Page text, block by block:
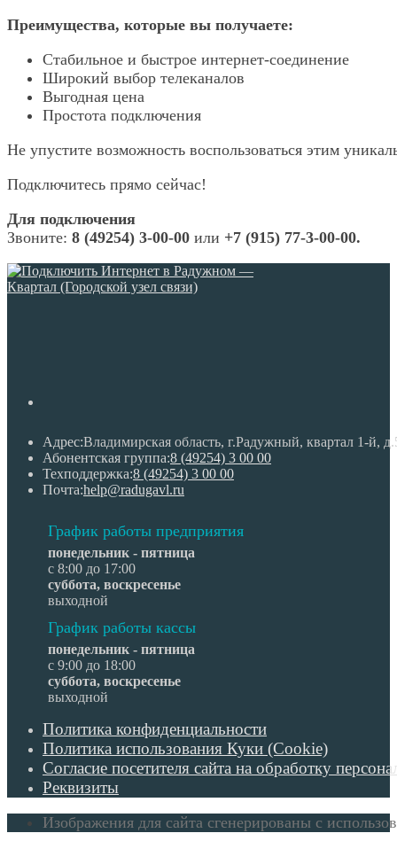
Преимущества, которые вы получаете:
Стабильное и быстрое интернет-соединение
Широкий выбор телеканалов
Выгодная цена
Простота подключения
Не упустите возможность воспользоваться этим
Подключитесь прямо сейчас!
Для подключения
Звоните: 8 (49254) 3-00-00 или +7 (915) 77-3-00-00.
Адрес:Владимирская область, г.Радужный, квартал 1-й,
Абонентская группа:8 (49254) 3 00 00Откроется в вашем
Техподдержка:8 (49254) 3 00 00Откроется
Почта:help@radugavl.ru
приложении
График работы предприятия
понедельник - пятница
с 8:00 до 17:00
суббота, воскресенье
выходной
График работы кассы
понедельник - пятница
с 9:00 до 18:00
суббота, воскресенье
выходной
Политика конфиденциальностиОткроется
в
новой
вкладке
Политика использования Куки (Cookie)Откроется
новой
Согласие посетителя сайта на обработку
РеквизитыОткроется
в
новой
вкладке
Изображения для сайта сгенерированы с